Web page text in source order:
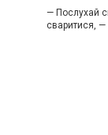
— Послухай
сваритися, —